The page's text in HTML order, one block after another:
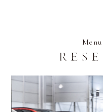
Menu